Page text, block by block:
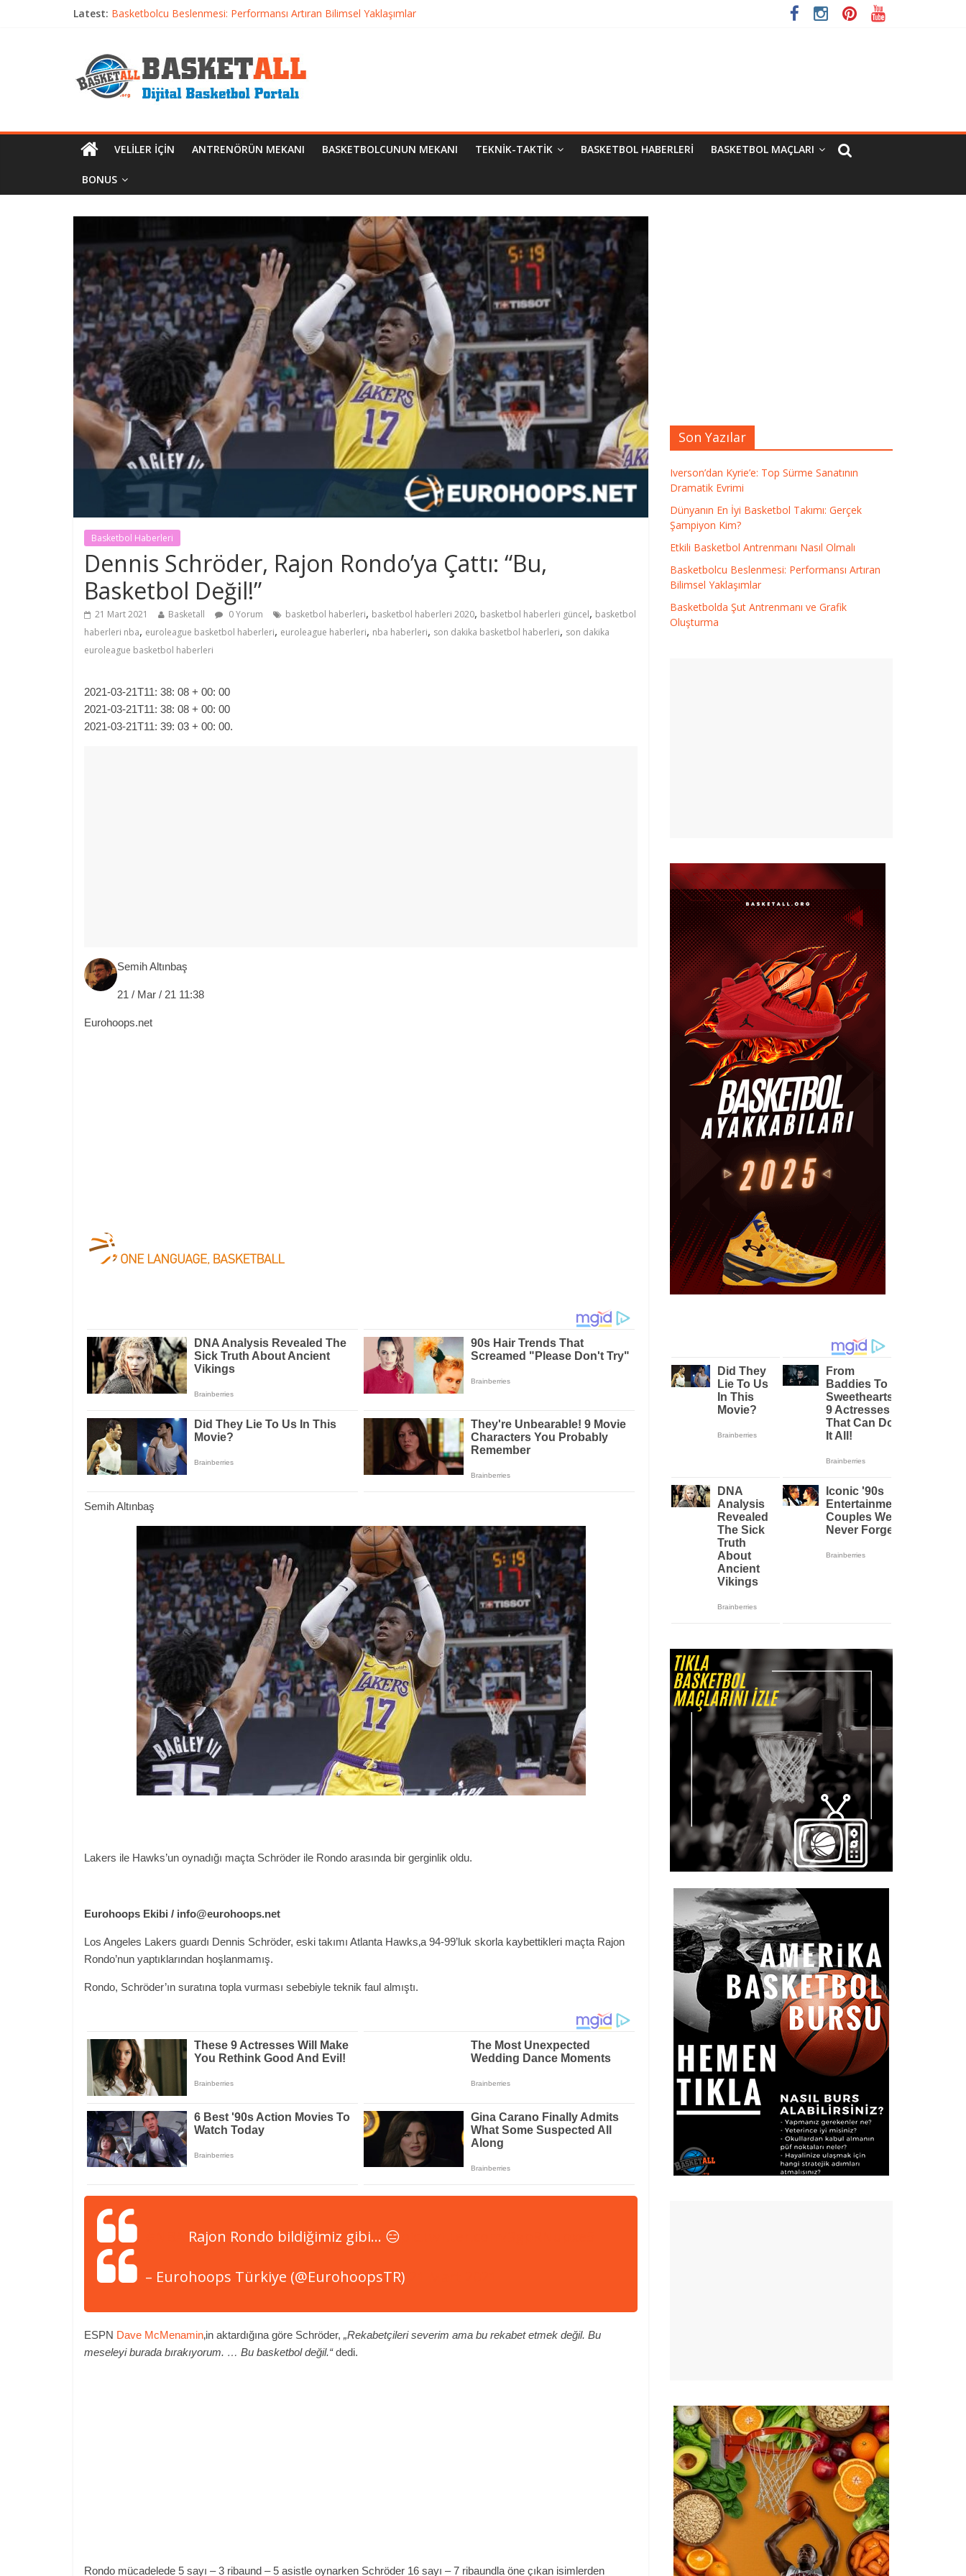
Latest: Basketbolcu Beslenmesi: Performansı Artıran Bilimsel Yaklaşımlar
Dünyanın En İyi Basketbol Takımı: Gerçek Şampiyon Kim?
Etkili Basketbol Antrenmanı Nasıl Olmalı
VELILER İÇIN ANTRENÖRÜN MEKANI BASKETBOLCUNUN MEKANI TEKNIK-TAKTIK BASKETBOL HABERLERI BASKETBOL MAÇLARI
BONUS
Basketbol Haberleri
Dennis Schröder, Rajon Rondo’ya Çattı: “Bu,
Basketbol Değil!”
21 Mart 2021 Basketall 0 Yorum basketbol haberleri, basketbol haberleri 2020, basketbol haberleri güncel, basketbol
haberleri nba, euroleague basketbol haberleri, euroleague haberleri, nba haberleri, son dakika basketbol haberleri, son dakika
euroleague basketbol haberleri
2021-03-21T11: 38: 08 + 00: 00
2021-03-21T11: 38: 08 + 00: 00
2021-03-21T11: 39: 03 + 00: 00.
Semih Altınbaş
21 / Mar / 21 11:38
Eurohoops.net
Semih Altınbaş
Lakers ile Hawks’un oynadığı maçta Schröder ile Rondo arasında bir gerginlik oldu.
Eurohoops Ekibi / info@eurohoops.net
Los Angeles Lakers guardı Dennis Schröder, eski takımı Atlanta Hawks‚a 94-99’luk skorla kaybettikleri maçta Rajon
Rondo’nun yaptıklarından hoşlanmamış.
Rondo, Schröder’ın suratına topla vurması sebebiyle teknik faul almıştı.
Rajon Rondo bildiğimiz gibi… 😑
– Eurohoops Türkiye (@EurohoopsTR)
ESPN Dave McMenamin‚in aktardığına göre Schröder, „Rekabetçileri severim ama bu rekabet etmek değil. Bu
meseleyi burada bırakıyorum. … Bu basketbol değil.“dedi.
Rondo mücadelede 5 sayı – 3 ribaund – 5 asistle oynarken Schröder 16 sayı – 7 ribaundla öne çıkan isimlerden
Son Yazılar
Iverson’dan Kyrie’e: Top Sürme Sanatının
Dramatik Evrimi
Dünyanın En İyi Basketbol Takımı: Gerçek
Şampiyon Kim?
Etkili Basketbol Antrenmanı Nasıl Olmalı
Basketbolcu Beslenmesi: Performansı Artıran
Bilimsel Yaklaşımlar
Basketbolda Şut Antrenmanı ve Grafik
Oluşturma